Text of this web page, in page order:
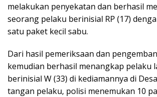
melakukan penyekatan dan berhasil
seorang pelaku berinisial RP (17)
satu paket kecil sabu.
Dari hasil pemeriksaan dan
kemudian berhasil menangkap pelaku
berinisial W (33) di kediamannya di
tangan pelaku, polisi menemukan 10